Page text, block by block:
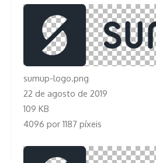
sumup-logo.png
22 de agosto de 2019
109 KB
4096 por 1187 píxeis